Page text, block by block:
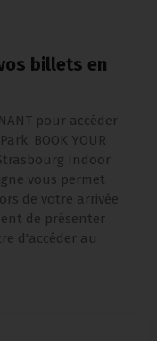
billets en
pour accéder
BOOK YOUR
Indoor
vous permet
de votre arrivée
de présenter
d'accéder au